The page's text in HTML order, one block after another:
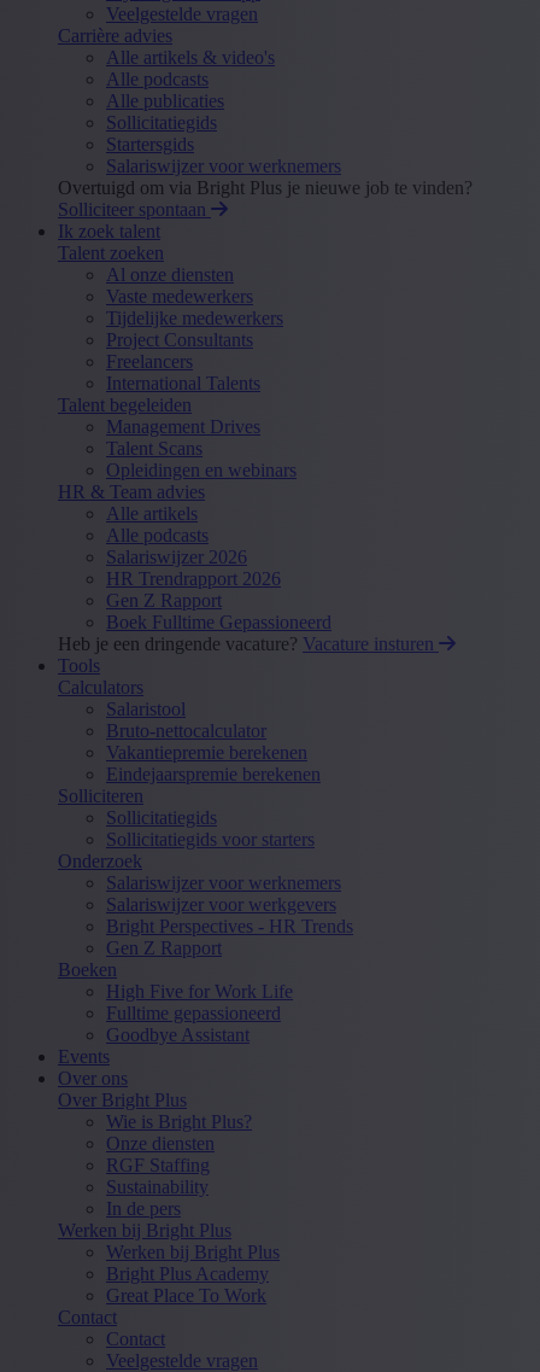
Veelgestelde vragen
Carrière advies
Alle artikels & video's
Alle podcasts
Alle publicaties
Sollicitatiegids
Startersgids
Salariswijzer voor werknemers
Overtuigd om via Bright Plus je nieuwe job te vinden?
Solliciteer spontaan
Ik zoek talent
Talent zoeken
Al onze diensten
Vaste medewerkers
Tijdelijke medewerkers
Project Consultants
Freelancers
International Talents
Talent begeleiden
Management Drives
Talent Scans
Opleidingen en webinars
HR & Team advies
Alle artikels
Alle podcasts
Salariswijzer 2026
HR Trendrapport 2026
Gen Z Rapport
Boek Fulltime Gepassioneerd
Heb je een dringende vacature? Vacature insturen
Tools
Calculators
Salaristool
Bruto-nettocalculator
Vakantiepremie berekenen
Eindejaarspremie berekenen
Solliciteren
Sollicitatiegids
Sollicitatiegids voor starters
Onderzoek
Salariswijzer voor werknemers
Salariswijzer voor werkgevers
Bright Perspectives - HR Trends
Gen Z Rapport
Boeken
High Five for Work Life
Fulltime gepassioneerd
Goodbye Assistant
Events
Over ons
Over Bright Plus
Wie is Bright Plus?
Onze diensten
RGF Staffing
Sustainability
In de pers
Werken bij Bright Plus
Werken bij Bright Plus
Bright Plus Academy
Great Place To Work
Contact
Contact
Veelgestelde vragen